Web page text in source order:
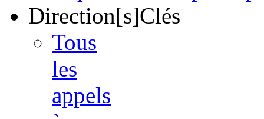
Direction[s]Clés
Tous
les
appels